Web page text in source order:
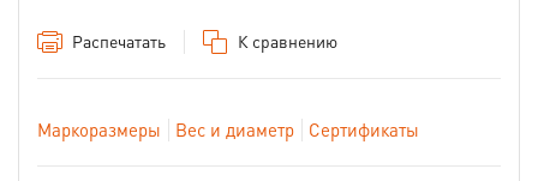
Распечатать К сравнению
Маркоразмеры Вес и диаметр Сертификаты